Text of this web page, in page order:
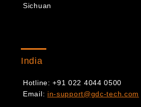
Sichuan
India
Hotline: +91 022 4044 0500
Email: in-support@gdc-tech.com